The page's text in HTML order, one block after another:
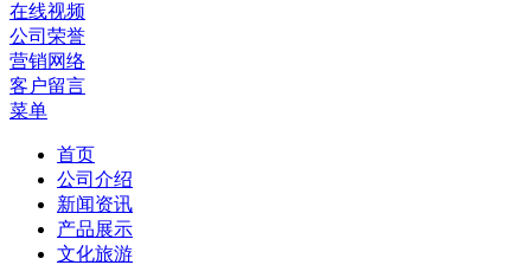
在线视频
公司荣誉
营销网络
客户留言
菜单
首页
公司介绍
新闻资讯
产品展示
文化旅游